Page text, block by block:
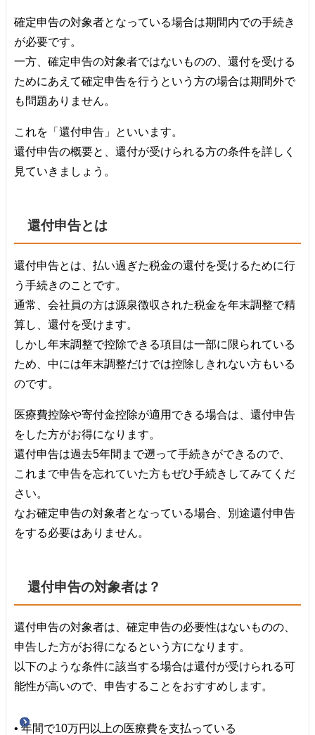
確定申告の対象者となっている場合は期間内での手続き
が必要です。
一方、確定申告の対象者ではないものの、還付を受ける
ためにあえて確定申告を行うという方の場合は期間外で
も問題ありません。
これを「還付申告」といいます。
還付申告の概要と、還付が受けられる方の条件を詳しく
見ていきましょう。
還付申告とは
還付申告とは、払い過ぎた税金の還付を受けるために行
う手続きのことです。
通常、会社員の方は源泉徴収された税金を年末調整で精
算し、還付を受けます。
しかし年末調整で控除できる項目は一部に限られている
ため、中には年末調整だけでは控除しきれない方もいる
のです。
医療費控除や寄付金控除が適用できる場合は、還付申告
をした方がお得になります。
還付申告は過去5年間まで遡って手続きができるので、
これまで申告を忘れていた方もぜひ手続きしてみてくだ
さい。
なお確定申告の対象者となっている場合、別途還付申告
をする必要はありません。
還付申告の対象者は？
還付申告の対象者は、確定申告の必要性はないものの、
申告した方がお得になるという方になります。
以下のような条件に該当する場合は還付が受けられる可
能性が高いので、申告することをおすすめします。
• 年間で10万円以上の医療費を支払っている